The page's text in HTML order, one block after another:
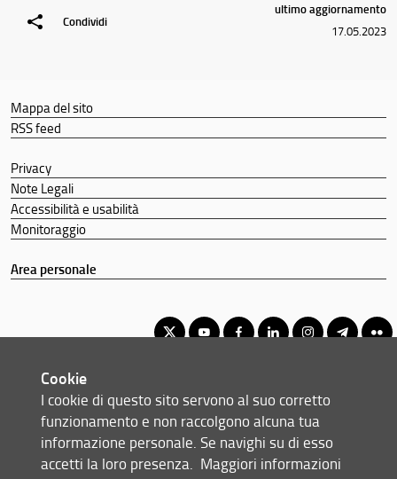
Condividi
ultimo aggiornamento
17.05.2023
Mappa del sito
RSS feed
Privacy
Note Legali
Accessibilità e usabilità
Monitoraggio
Area personale
© Copyright 2012-2026 Università degli Studi di Firenze UNIFI
P.IVA/Cod.Fis 01279680480
Cookie
I cookie di questo sito servono al suo corretto
funzionamento e non raccolgono alcuna tua
informazione personale. Se navighi su di esso
accetti la loro presenza. Maggiori informazioni